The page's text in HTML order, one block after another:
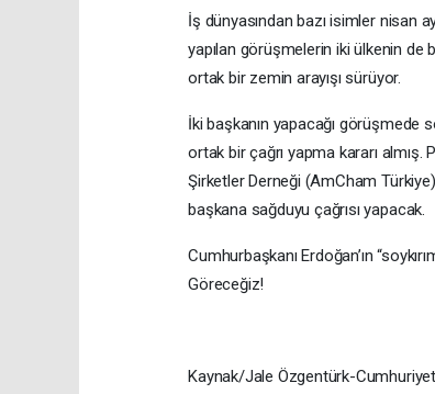
İş dünyasından bazı isimler nisan
yapılan görüşmelerin iki ülkenin
ortak bir zemin arayışı sürüyor.
İki başkanın yapacağı görüşmede
ortak bir çağrı yapma kararı
Şirketler Derneği (AmCham
başkana sağduyu çağrısı yapacak.
Cumhurbaşkanı Erdoğan’ın
Göreceğiz!
Kaynak/Jale Özgentürk-Cumhuriyet